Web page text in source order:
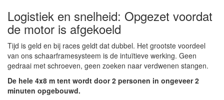
Logistiek en snelheid: Opgezet voordat
de motor is afgekoeld
Tijd is geld en bij races geldt dat dubbel. Het grootste voordeel
van ons schaarframesysteem is de intuïtieve werking. Geen
gedraai met schroeven, geen zoeken naar verdwenen stangen.
De hele 4x8 m tent wordt door 2 personen in ongeveer 2
minuten opgebouwd.